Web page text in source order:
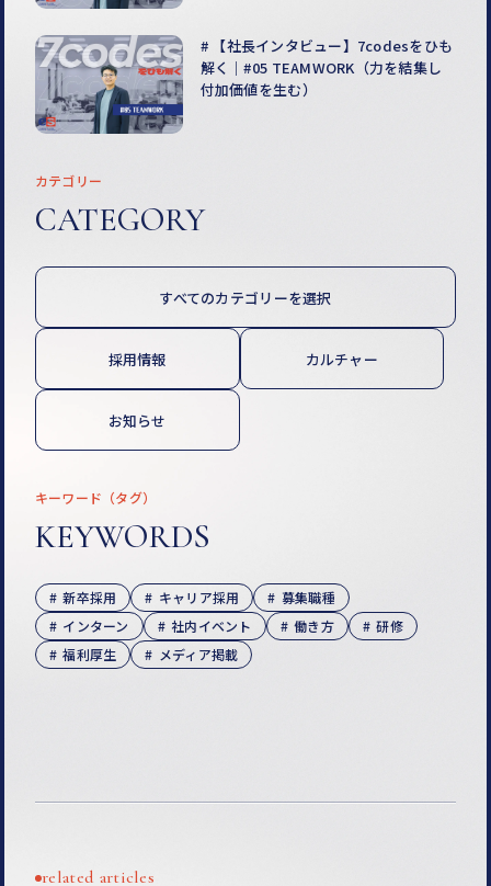
【社長インタビュー】7codesをひも
解く｜#05 TEAMWORK（力を結集し
付加価値を生む）
カテゴリー
CATEGORY
すべてのカテゴリーを選択
採用情報 カルチャー
お知らせ
キーワード（タグ）
KEYWORDS
新卒採用 キャリア採用
募集職種
インターン
社内イベント 働き方
研修
福利厚生
メディア掲載
related articles